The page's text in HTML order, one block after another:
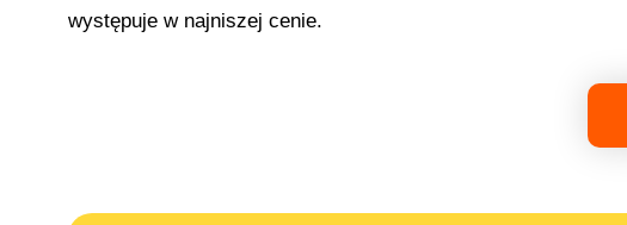
występuje w najniszej cenie.